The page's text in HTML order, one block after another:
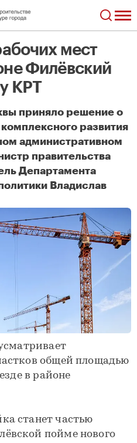
мест
Филёвский
КРТ
приняло решение о
развития
административном
правительства
Департамента
Владислав
общей площадью
в районе
станет частью
пойме нового